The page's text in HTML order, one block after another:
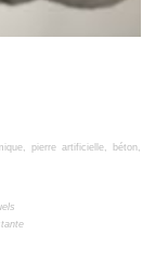
pierre artificielle, béton,